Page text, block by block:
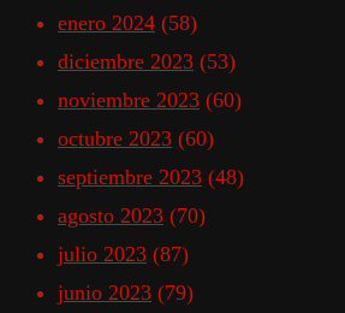
enero 2024 (58)
diciembre 2023 (53)
noviembre 2023 (60)
octubre 2023 (60)
septiembre 2023 (48)
agosto 2023 (70)
julio 2023 (87)
junio 2023 (79)